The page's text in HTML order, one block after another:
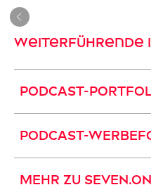
Weiterführende
PODCAST-
PODCAST-
MEHR ZU